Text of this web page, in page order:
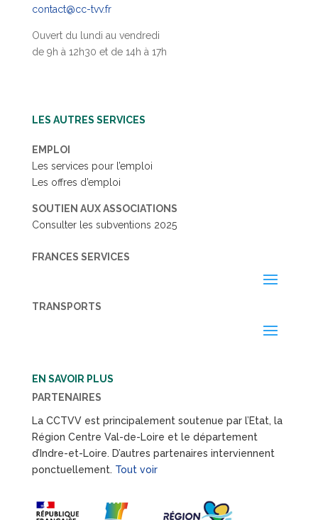
contact@cc-tvv.fr
Ouvert du lundi au vendredi
de 9h à 12h30 et de 14h à 17h
LES AUTRES SERVICES
EMPLOI
Les services pour l’emploi
Les offres d’emploi
SOUTIEN AUX ASSOCIATIONS
Consulter les subventions 2025
FRANCES SERVICES
TRANSPORTS
EN SAVOIR PLUS
PARTENAIRES
La CCTVV est principalement soutenue par l’Etat, la
Région Centre Val-de-Loire et le département
d’Indre-et-Loire. D’autres partenaires interviennent
ponctuellement. Tout voir